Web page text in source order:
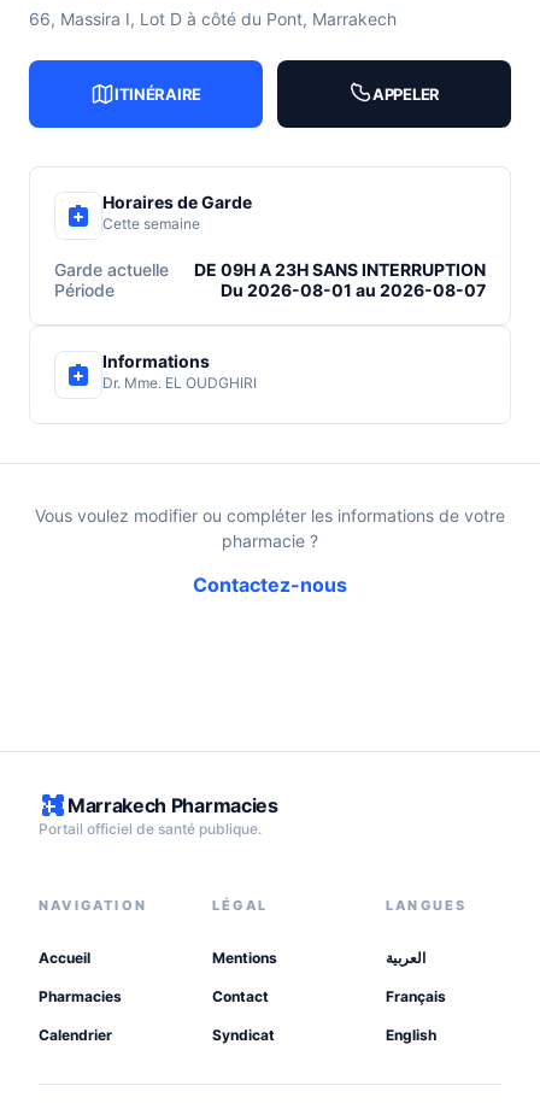
66, Massira I, Lot D à côté du Pont, Marrakech
ITINÉRAIRE APPELER
Horaires de Garde
Cette semaine
Garde actuelle
DE 09H A 23H SANS INTERRUPTION
Période
Du 2026-08-01 au 2026-08-07
Informations
Dr. Mme. EL OUDGHIRI
Vous voulez modifier ou compléter les informations de votre
pharmacie ?
Contactez-nous
Marrakech Pharmacies
Portail officiel de santé publique.
NAVIGATION
Accueil
Pharmacies
Calendrier
LÉGAL
Mentions
Contact
Syndicat
LANGUES
العربية
Français
English